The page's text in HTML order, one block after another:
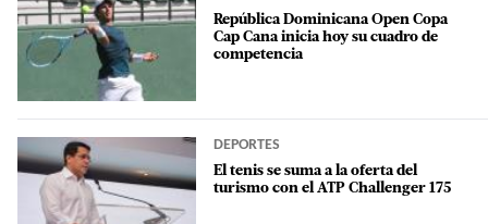
República Dominicana Open Copa
Cap Cana inicia hoy su cuadro de
competencia
DEPORTES
El tenis se suma a la oferta del
turismo con el ATP Challenger 175